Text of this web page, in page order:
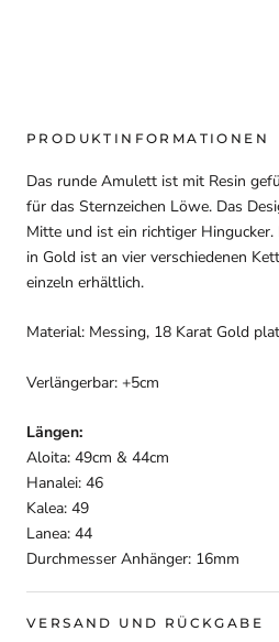
PRODUKTINFORMATIONEN
Das runde Amulett ist mit Resin
für das Sternzeichen Löwe. Das
Mitte und ist ein richtiger
in Gold ist an vier verschiedenen
einzeln erhältlich.
Material: Messing, 18 Karat Gold
Verlängerbar: +5cm
Längen:
Aloita: 49cm & 44cm
Hanalei: 46
Kalea: 49
Lanea: 44
Durchmesser Anhänger: 16mm
VERSAND UND RÜCKGABE